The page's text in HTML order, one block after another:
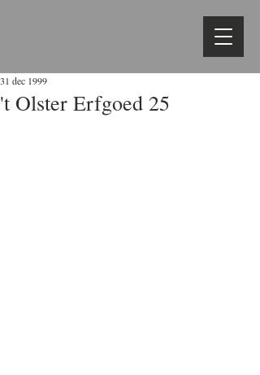
't Olster Erfgoed 25
31 dec 1999